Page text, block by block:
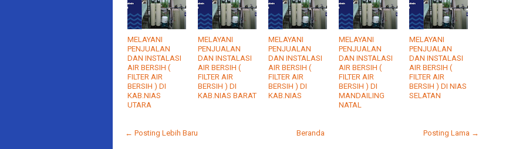
MELAYANI
PENJUALAN
DAN INSTALASI
AIR BERSIH (
FILTER AIR
BERSIH ) DI
KAB.NIAS
UTARA
MELAYANI
PENJUALAN
DAN INSTALASI
AIR BERSIH (
FILTER AIR
BERSIH ) DI
KAB.NIAS BARAT
MELAYANI
PENJUALAN
DAN INSTALASI
AIR BERSIH (
FILTER AIR
BERSIH ) DI
KAB.NIAS
MELAYANI
PENJUALAN
DAN INSTALASI
AIR BERSIH (
FILTER AIR
BERSIH ) DI
MANDAILING
NATAL
MELAYANI
PENJUALAN
DAN INSTALASI
AIR BERSIH (
FILTER AIR
BERSIH ) DI NIAS
SELATAN
← Posting Lebih Baru Posting Lama →
Beranda